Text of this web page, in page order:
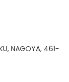
NAGOYA, 461-